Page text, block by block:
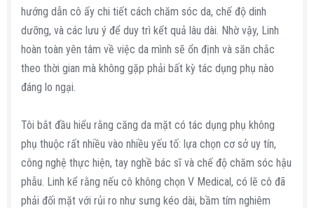
hướng dẫn cô ấy chi tiết cách chăm sóc da, chế độ dinh
dưỡng, và các lưu ý để duy trì kết quả lâu dài. Nhờ vậy, Linh
hoàn toàn yên tâm về việc da mình sẽ ổn định và săn chắc
theo thời gian mà không gặp phải bất kỳ tác dụng phụ nào
đáng lo ngại.
Tôi bắt đầu hiểu rằng căng da mặt có tác dụng phụ không
phụ thuộc rất nhiều vào nhiều yếu tố: lựa chọn cơ sở uy tín,
công nghệ thực hiện, tay nghề bác sĩ và chế độ chăm sóc hậu
phẫu. Linh kể rằng nếu cô không chọn V Medical, có lẽ cô đã
phải đối mặt với rủi ro như sưng kéo dài, bầm tím nghiêm